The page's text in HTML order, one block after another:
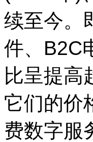
续至今。
件、B2C
比呈提高
它们的价
费数字服